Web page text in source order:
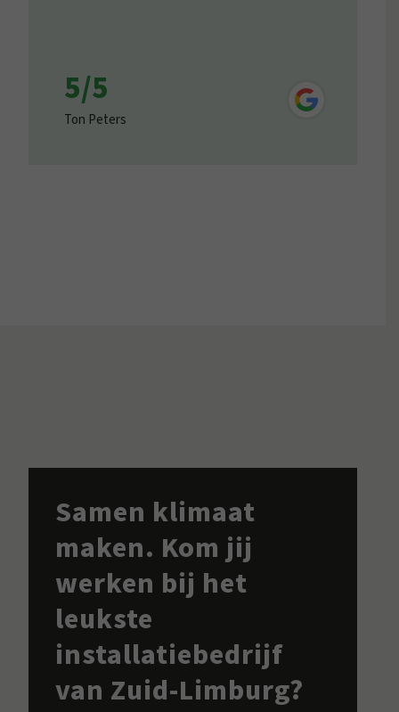
5/5
Ton Peters
Samen klimaat
maken. Kom jij
werken bij het
leukste
installatiebedrijf
van Zuid-Limburg?